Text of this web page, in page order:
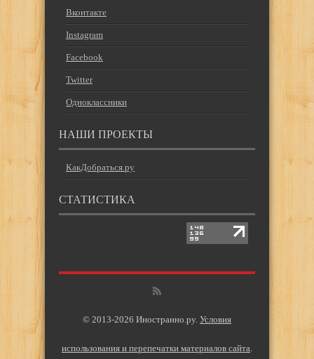
Вконтакте
Instagram
Facebook
Twitter
Одноклассники
НАШИ ПРОЕКТЫ
КакДобраться.ру
СТАТИСТИКА
© 2013-2026 Иностранно.ру. Условия
использования и перепечатки материалов сайта.